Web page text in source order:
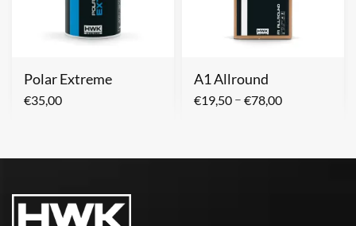
Polar Extreme
€35,00
A1 Allround
€19,50 – €78,00